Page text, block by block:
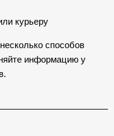
курьеру
способов
информацию у